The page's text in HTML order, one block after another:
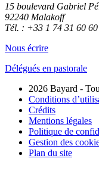
15 boulevard Gabriel
92240 Malakoff
Tél. : +33 1 74 31 60 60
Nous écrire
Délégués en pastorale
2026 Bayard -
Conditions
Crédits
Mentions légales
Politique de
Gestion des
Plan du site